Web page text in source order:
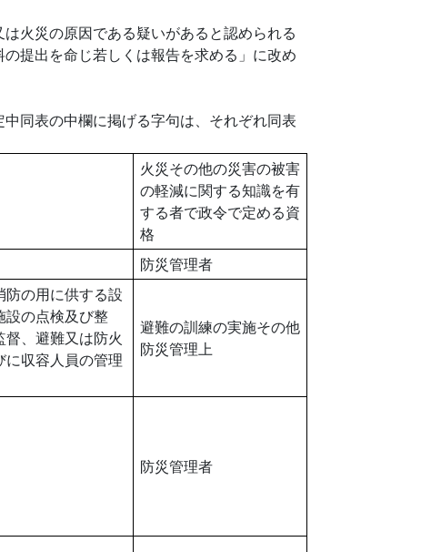
火災の原因である疑いがあると認められる
提出を命じ若しくは報告を求める」に改め
同表の中欄に掲げる字句は、それぞれ同表
火災その他の災害の被害
の軽減に関する知識を有
する者で政令で定める資
格
防災管理者
の用に供する設
設の点検及び整
、避難又は防火
収容人員の管理
避難の訓練の実施その他
防災管理上
防災管理者